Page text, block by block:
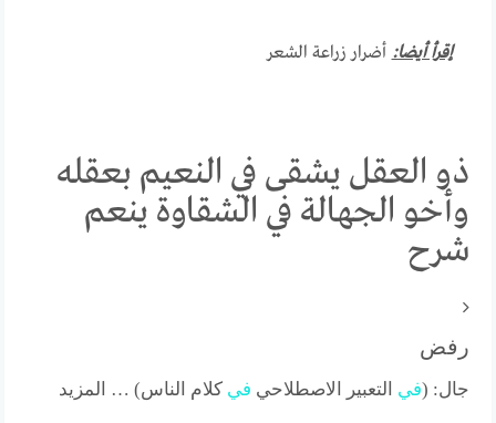
إقرأ أيضا: أضرار زراعة الشعر
ذو العقل يشقى في النعيم بعقله
وأخو الجهالة في الشقاوة ينعم
شرح
رفض
جال: (في التعبير الاصطلاحي في كلام الناس) … المزيد